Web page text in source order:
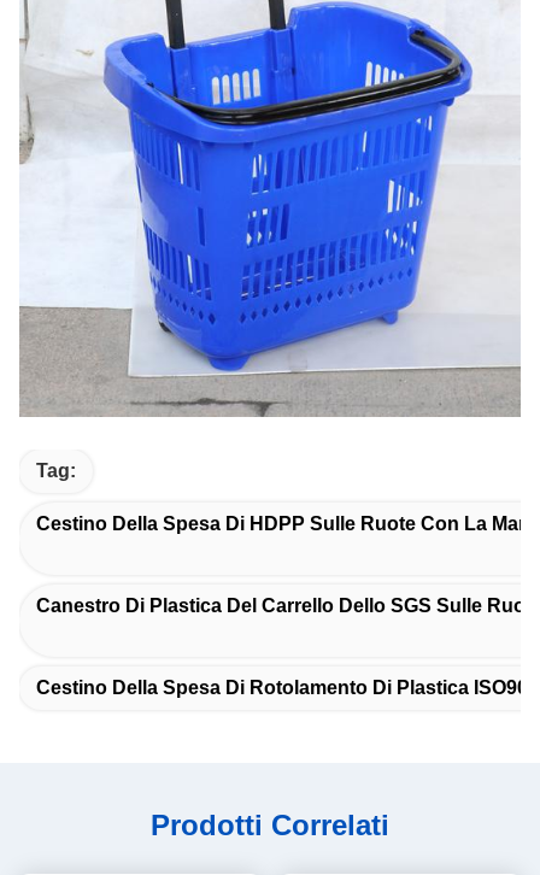
Tag:
Cestino Della Spesa Di HDPP Sulle Ruote Con La
Canestro Di Plastica Del Carrello Dello SGS Sulle
Cestino Della Spesa Di Rotolamento Di Plastica
Prodotti Correlati